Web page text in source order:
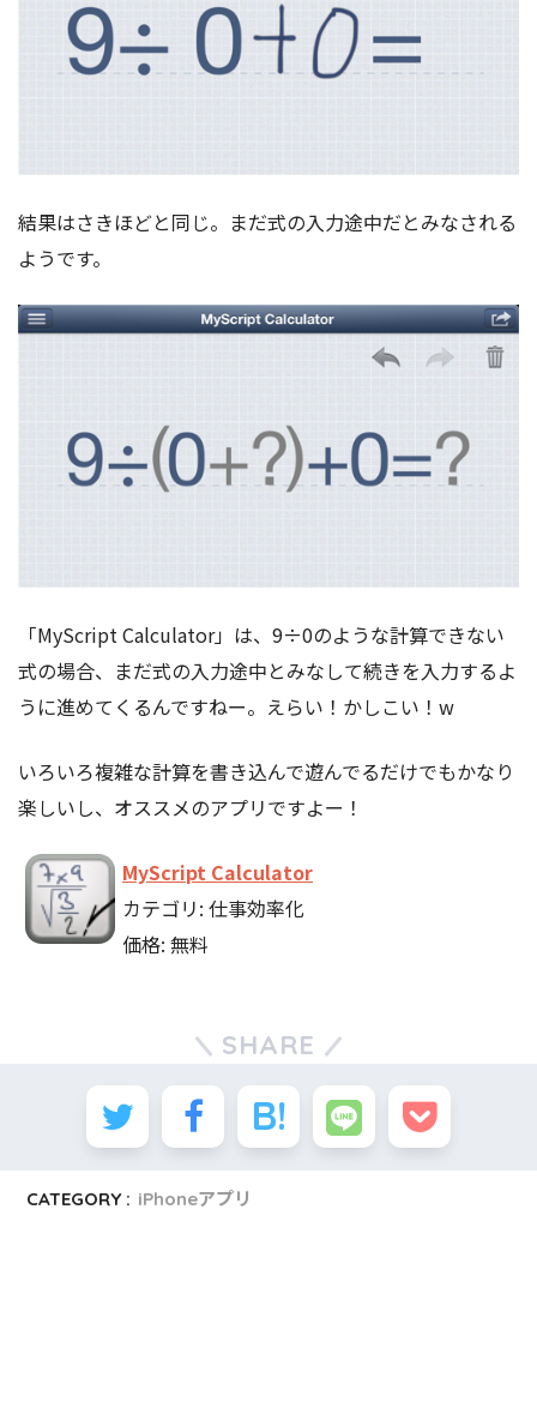
結果はさきほどと同じ。まだ式の入力途中だとみなされる
ようです。
「MyScript Calculator」は、9÷0のような計算できない
式の場合、まだ式の入力途中とみなして続きを入力するよ
うに進めてくるんですねー。えらい！かしこい！w
いろいろ複雑な計算を書き込んで遊んでるだけでもかなり
楽しいし、オススメのアプリですよー！
MyScript Calculator
カテゴリ: 仕事効率化
価格: 無料
SHARE
CATEGORY : iPhoneアプリ